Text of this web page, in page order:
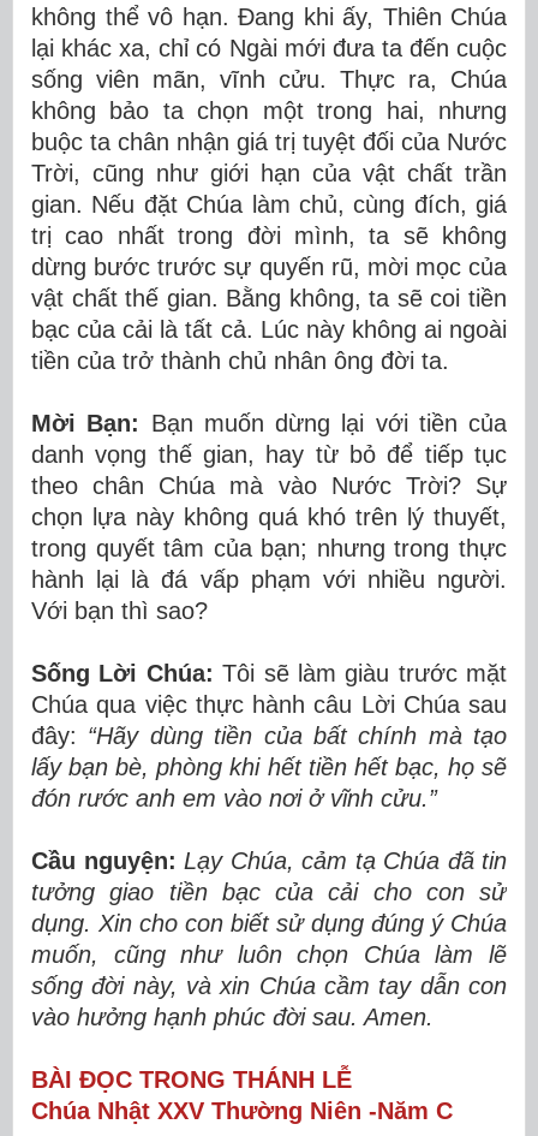
không thể vô hạn. Đang khi ấy, Thiên Chúa
lại khác xa, chỉ có Ngài mới đưa ta đến cuộc
sống viên mãn, vĩnh cửu. Thực ra, Chúa
không bảo ta chọn một trong hai, nhưng
buộc ta chân nhận giá trị tuyệt đối của Nước
Trời, cũng như giới hạn của vật chất trần
gian. Nếu đặt Chúa làm chủ, cùng đích, giá
trị cao nhất trong đời mình, ta sẽ không
dừng bước trước sự quyến rũ, mời mọc của
vật chất thế gian. Bằng không, ta sẽ coi tiền
bạc của cải là tất cả. Lúc này không ai ngoài
tiền của trở thành chủ nhân ông đời ta.
Mời Bạn: Bạn muốn dừng lại với tiền của
danh vọng thế gian, hay từ bỏ để tiếp tục
theo chân Chúa mà vào Nước Trời? Sự
chọn lựa này không quá khó trên lý thuyết,
trong quyết tâm của bạn; nhưng trong thực
hành lại là đá vấp phạm với nhiều người.
Với bạn thì sao?
Sống Lời Chúa: Tôi sẽ làm giàu trước mặt
Chúa qua việc thực hành câu Lời Chúa sau
đây: “Hãy dùng tiền của bất chính mà tạo
lấy bạn bè, phòng khi hết tiền hết bạc, họ sẽ
đón rước anh em vào nơi ở vĩnh cửu.”
Cầu nguyện: Lạy Chúa, cảm tạ Chúa đã tin
tưởng giao tiền bạc của cải cho con sử
dụng. Xin cho con biết sử dụng đúng ý Chúa
muốn, cũng như luôn chọn Chúa làm lẽ
sống đời này, và xin Chúa cầm tay dẫn con
vào hưởng hạnh phúc đời sau. Amen.
BÀI ĐỌC TRONG THÁNH LỄ
Chúa Nhật XXV Thường Niên -Năm C